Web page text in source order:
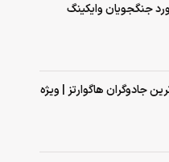
جادوگران هاگوارتز | ویژه